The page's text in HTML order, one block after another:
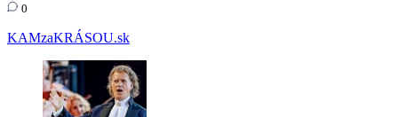
0
KAMzaKRÁSOU.sk